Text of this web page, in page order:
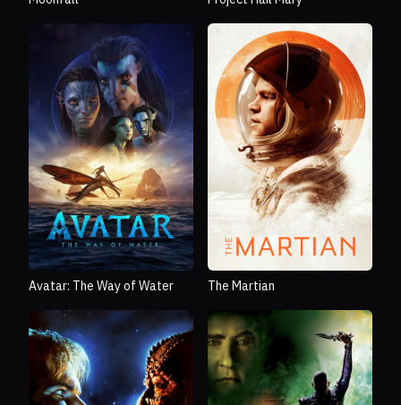
Avatar: The Way of Water The Martian